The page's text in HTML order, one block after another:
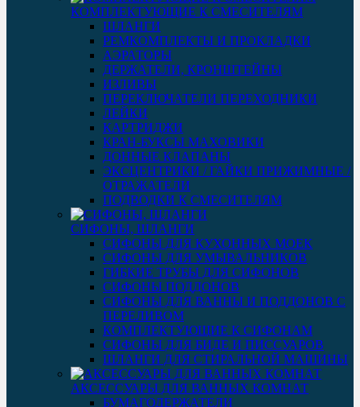
КОМПЛЕКТУЮЩИЕ К СМЕСИТЕЛЯМ
ШЛАНГИ
РЕМКОМПЛЕКТЫ И ПРОКЛАДКИ
АЭРАТОРЫ
ДЕРЖАТЕЛИ, КРОНШТЕЙНЫ
ИЗЛИВЫ
ПЕРЕКЛЮЧАТЕЛИ ПЕРЕХОДНИКИ
ЛЕЙКИ
КАРТРИДЖИ
КРАН-БУКСЫ МАХОВИКИ
ДОННЫЕ КЛАПАНЫ
ЭКСЦЕНТРИКИ / ГАЙКИ ПРИЖИМНЫЕ /
ОТРАЖАТЕЛИ
ПОДВОДКИ К СМЕСИТЕЛЯМ
СИФОНЫ, ШЛАНГИ
СИФОНЫ ДЛЯ КУХОННЫХ МОЕК
СИФОНЫ ДЛЯ УМЫВАЛЬНИКОВ
ГИБКИЕ ТРУБЫ ДЛЯ СИФОНОВ
СИФОНЫ ПОДДОНОВ
СИФОНЫ ДЛЯ ВАННЫ И ПОДДОНОВ С
ПЕРЕЛИВОМ
КОМПЛЕКТУЮЩИЕ К СИФОНАМ
СИФОНЫ ДЛЯ БИДЕ И ПИССУАРОВ
ШЛАНГИ ДЛЯ СТИРАЛЬНОЙ МАШИНЫ
АКСЕССУАРЫ ДЛЯ ВАННЫХ КОМНАТ
БУМАГОДЕРЖАТЕЛИ